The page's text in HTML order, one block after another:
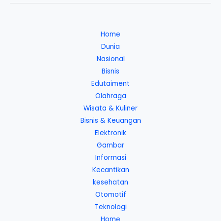
Home
Dunia
Nasional
Bisnis
Edutaiment
Olahraga
Wisata & Kuliner
Bisnis & Keuangan
Elektronik
Gambar
Informasi
Kecantikan
kesehatan
Otomotif
Teknologi